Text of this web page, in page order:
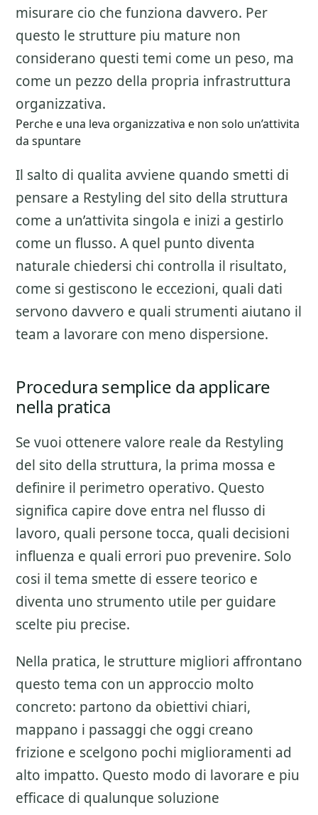
misurare cio che funziona davvero. Per
questo le strutture piu mature non
considerano questi temi come un peso, ma
come un pezzo della propria infrastruttura
organizzativa.
Perche e una leva organizzativa e non solo un’attivita
da spuntare
Il salto di qualita avviene quando smetti di
pensare a Restyling del sito della struttura
come a un’attivita singola e inizi a gestirlo
come un flusso. A quel punto diventa
naturale chiedersi chi controlla il risultato,
come si gestiscono le eccezioni, quali dati
servono davvero e quali strumenti aiutano il
team a lavorare con meno dispersione.
Procedura semplice da applicare
nella pratica
Se vuoi ottenere valore reale da Restyling
del sito della struttura, la prima mossa e
definire il perimetro operativo. Questo
significa capire dove entra nel flusso di
lavoro, quali persone tocca, quali decisioni
influenza e quali errori puo prevenire. Solo
cosi il tema smette di essere teorico e
diventa uno strumento utile per guidare
scelte piu precise.
Nella pratica, le strutture migliori affrontano
questo tema con un approccio molto
concreto: partono da obiettivi chiari,
mappano i passaggi che oggi creano
frizione e scelgono pochi miglioramenti ad
alto impatto. Questo modo di lavorare e piu
efficace di qualunque soluzione